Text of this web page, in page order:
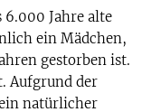
6.000 Jahre alte
ein Mädchen,
gestorben ist.
Aufgrund der
natürlicher